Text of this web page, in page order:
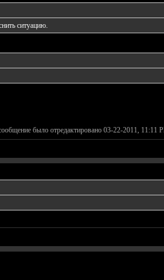
ситуацию.
было отредактировано 03-22-2011, 11:11